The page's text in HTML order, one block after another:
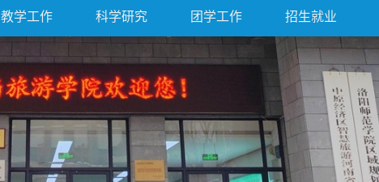
教学工作 科学研究 团学工作 招生就业